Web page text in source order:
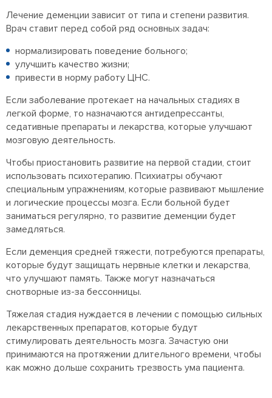
Лечение деменции зависит от типа и степени развития.
Врач ставит перед собой ряд основных задач:
нормализировать поведение больного;
улучшить качество жизни;
привести в норму работу ЦНС.
Если заболевание протекает на начальных стадиях в
легкой форме, то назначаются антидепрессанты,
седативные препараты и лекарства, которые улучшают
мозговую деятельность.
Чтобы приостановить развитие на первой стадии, стоит
использовать психотерапию. Психиатры обучают
специальным упражнениям, которые развивают мышление
и логические процессы мозга. Если больной будет
заниматься регулярно, то развитие деменции будет
замедляться.
Если деменция средней тяжести, потребуются препараты,
которые будут защищать нервные клетки и лекарства,
что улучшают память. Также могут назначаться
снотворные из-за бессонницы.
Тяжелая стадия нуждается в лечении с помощью сильных
лекарственных препаратов, которые будут
стимулировать деятельность мозга. Зачастую они
принимаются на протяжении длительного времени, чтобы
как можно дольше сохранить трезвость ума пациента.